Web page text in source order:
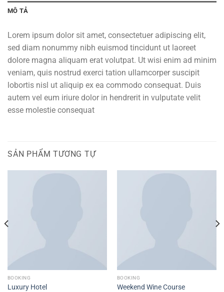
MÔ TẢ
Lorem ipsum dolor sit amet, consectetuer adipiscing elit,
sed diam nonummy nibh euismod tincidunt ut laoreet
dolore magna aliquam erat volutpat. Ut wisi enim ad minim
veniam, quis nostrud exerci tation ullamcorper suscipit
lobortis nisl ut aliquip ex ea commodo consequat. Duis
autem vel eum iriure dolor in hendrerit in vulputate velit
esse molestie consequat
SẢN PHẨM TƯƠNG TỰ
BOOKING
Luxury Hotel
BOOKING
Weekend Wine Course